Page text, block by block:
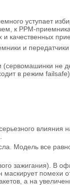
уступает
к PPM-
качественных
и
(сервомашинки
в режим failsafe).
влияния
Модель все
зажигания). В
помехи
а на